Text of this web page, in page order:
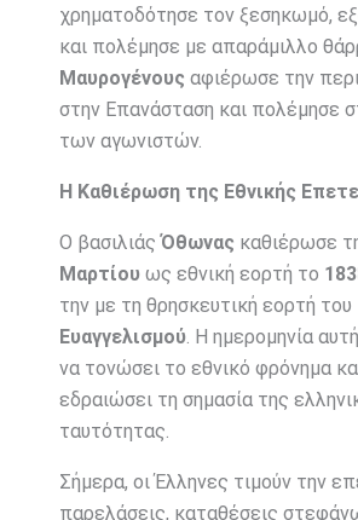
χρηματοδότησε τον ξεσηκωμό,
και πολέμησε με απαράμιλλο
Μαυρογένους αφιέρωσε την
στην Επανάσταση και πολέμησε
των αγωνιστών.
Η Καθιέρωση της Εθνικής
Ο βασιλιάςΌθωνας καθιέρωσε
Μαρτίουως εθνική εορτή το
την με τη θρησκευτική εορτή του
Ευαγγελισμού. Η ημερομηνία
να τονώσει το εθνικό φρόνημα
εδραιώσει τη σημασία της
ταυτότητας.
Σήμερα, οι Έλληνες τιμούν την
παρελάσεις, καταθέσεις